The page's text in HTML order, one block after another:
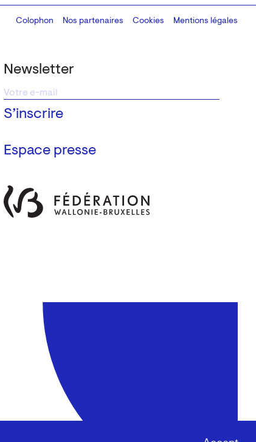
Newsletter
Espace presse
Colophon
Design:Marcel Kaczmarek, code:8080.studio
Nos partenaires Cookies Mentions légales